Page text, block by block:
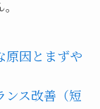
原因とまずや
ンス改善（短